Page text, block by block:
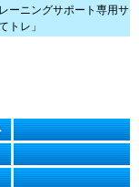
ーニングサポート専用サ
トレ」